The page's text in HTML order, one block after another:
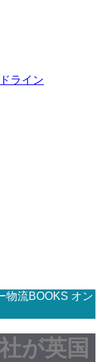
ライン
物流BOOKS オン
が英国